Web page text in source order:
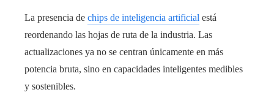
La presencia de chips de inteligencia artificial está
reordenando las hojas de ruta de la industria. Las
actualizaciones ya no se centran únicamente en más
potencia bruta, sino en capacidades inteligentes medibles
y sostenibles.